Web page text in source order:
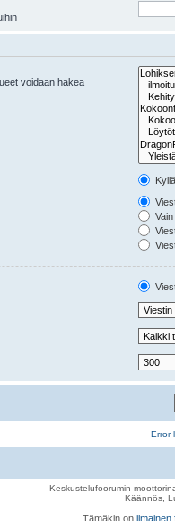
voidaan hakea
Error
Keskustelufoorumin
Käännös,
Tämäkin on ilmainen